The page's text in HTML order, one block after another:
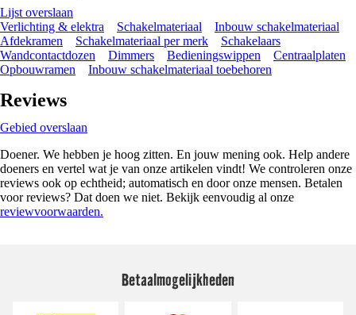
Lijst overslaan
Verlichting & elektra
Schakelmateriaal
Inbouw schakelmateriaal
Afdekramen
Schakelmateriaal per merk
Schakelaars
Wandcontactdozen
Dimmers Bedieningswippen
Centraalplaten
Opbouwramen
Inbouw schakelmateriaal toebehoren
Reviews
Gebied overslaan
Doener. We hebben je hoog zitten. En jouw mening ook. Help andere
doeners en vertel wat je van onze artikelen vindt! We controleren onze
reviews ook op echtheid; automatisch en door onze mensen. Betalen
voor reviews? Dat doen we niet. Bekijk eenvoudig al onze
reviewvoorwaarden.
Betaalmogelijkheden